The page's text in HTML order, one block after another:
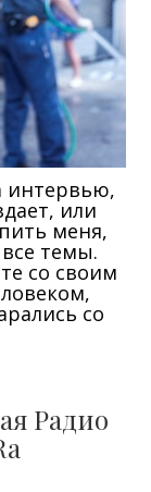
интервью,
или
меня,
темы.
со своим
со
Радио